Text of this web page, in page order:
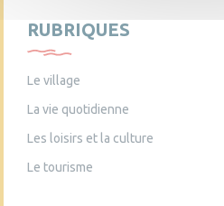
RUBRIQUES
Le village
La vie quotidienne
Les loisirs et la culture
Le tourisme